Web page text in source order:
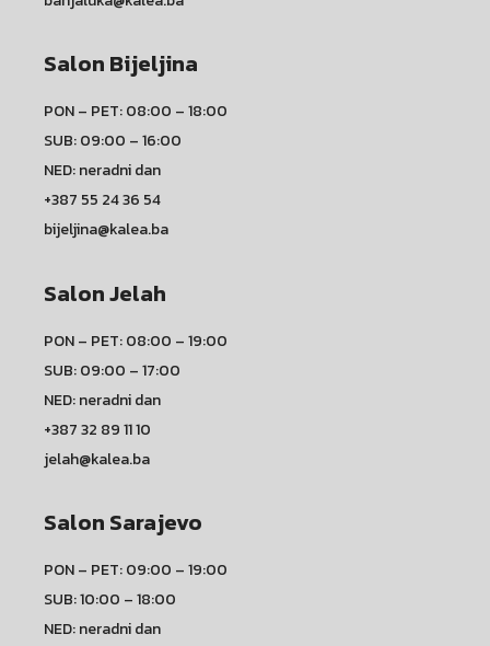
Salon Bijeljina
PON – PET: 08:00 – 18:00
SUB: 09:00 – 16:00
NED: neradni dan
+387 55 24 36 54
bijeljina@kalea.ba
Salon Jelah
PON – PET: 08:00 – 19:00
SUB: 09:00 – 17:00
NED: neradni dan
+387 32 89 11 10
jelah@kalea.ba
Salon Sarajevo
PON – PET: 09:00 – 19:00
SUB: 10:00 – 18:00
NED: neradni dan